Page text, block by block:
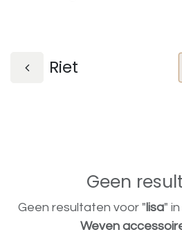
Riet
Geen
Geen resultaten voor "lisa"
Weven